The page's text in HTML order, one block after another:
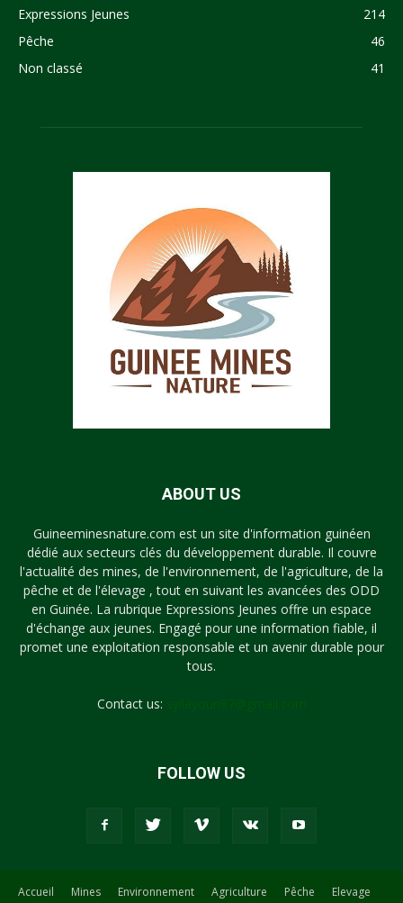
Expressions Jeunes
214
Pêche
46
Non classé
41
ABOUT US
Guineeminesnature.com est un site d'information guinéen
dédié aux secteurs clés du développement durable. Il couvre
l'actualité des mines, de l'environnement, de l'agriculture, de la
pêche et de l'élevage , tout en suivant les avancées des ODD
en Guinée. La rubrique Expressions Jeunes offre un espace
d'échange aux jeunes. Engagé pour une information fiable, il
promet une exploitation responsable et un avenir durable pour
tous.
Contact us:
FOLLOW US
Accueil Mines Environnement Agriculture Pêche Elevage